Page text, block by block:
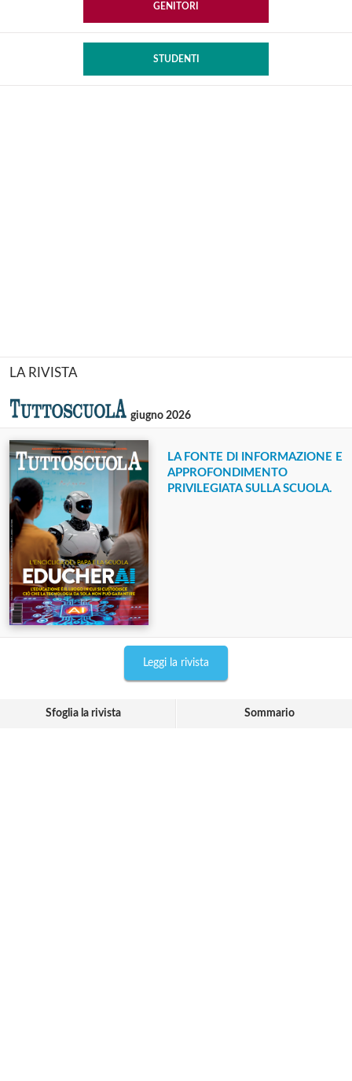
GENITORI
STUDENTI
LA RIVISTA
giugno 2026
LA FONTE DI INFORMAZIONE E
APPROFONDIMENTO
PRIVILEGIATA SULLA SCUOLA.
Leggi la rivista
Sfoglia la rivista Sommario